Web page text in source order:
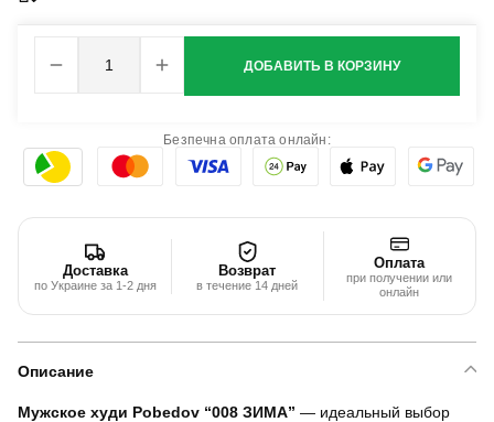
ДОБАВИТЬ В КОРЗИНУ
Безпечна оплата онлайн:
Доставка
по Украине за 1-2 дня
Возврат
в течение 14 дней
Оплата
при получении или
онлайн
Описание
Мужское худи Pobedov “008 ЗИМА” — идеальный выбор